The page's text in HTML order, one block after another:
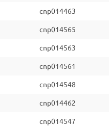
cnp014463
cnp014565
cnp014563
cnp014561
cnp014548
cnp014462
cnp014547